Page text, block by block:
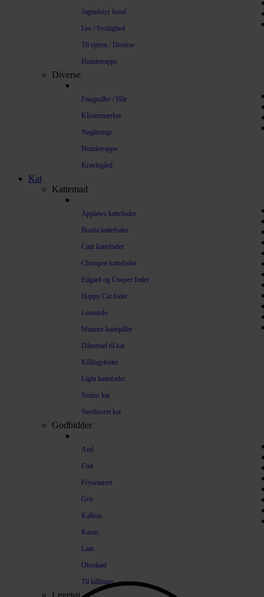
Jagtudstyr hund
Lys / Synlighed
Til ejeren / Diverse
Hundetrappe
Diverse
Fnugruller / Hår
Klistermærker
Nøgleringe
Hundetrappe
Kravlegård
Kat
Kattemad
Applaws kattefoder
Bozita kattefoder
Catit kattefoder
Chicopee kattefoder
Edgard og Cooper foder
Happy Cat foder
Leonardo
Miamor kattepiller
Dåsemad til kat
Killingefoder
Light kattefoder
Senior kat
Steriliseret kat
Godbidder
And
Fisk
Frysetørret
Gris
Kalkun
Kanin
Lam
Oksekød
Til killinger
Legetøj